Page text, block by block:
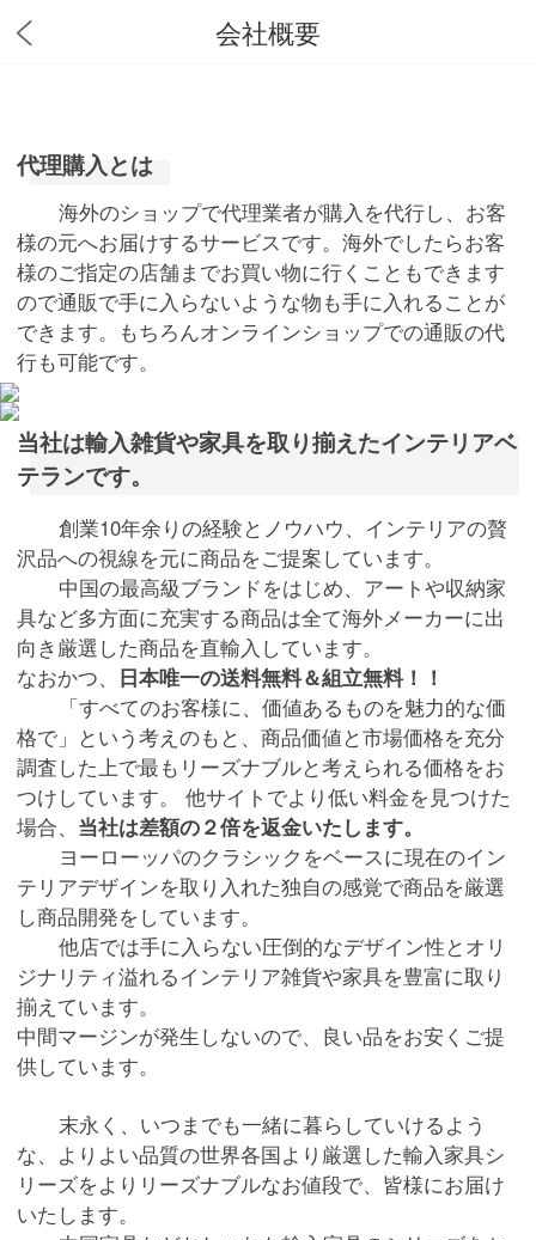
会社概要
代理購入とは
海外のショップで代理業者が購入を代行し、お客
様の元へお届けするサービスです。海外でしたらお客
様のご指定の店舗までお買い物に行くこともできます
ので通販で手に入らないような物も手に入れることが
できます。もちろんオンラインショップでの通販の代
行も可能です。
当社は輸入雑貨や家具を取り揃えたインテリアベ
テランです。
創業10年余りの経験とノウハウ、インテリアの贅
沢品への視線を元に商品をご提案しています。
中国の最高級ブランドをはじめ、アートや収納家
具など多方面に充実する商品は全て海外メーカーに出
向き厳選した商品を直輸入しています。
なおかつ、 日本唯一の送料無料＆組立無料！！
「すべてのお客様に、価値あるものを魅力的な価
格で」という考えのもと、商品価値と市場価格を充分
調査した上で最もリーズナブルと考えられる価格をお
つけしています。 他サイトでより低い料金を見つけた
場合、 当社は差額の２倍を返金いたします。
ヨーローッパのクラシックをベースに現在のイン
テリアデザインを取り入れた独自の感覚で商品を厳選
し商品開発をしています。
他店では手に入らない圧倒的なデザイン性とオリ
ジナリティ溢れるインテリア雑貨や家具を豊富に取り
揃えています。
中間マージンが発生しないので、良い品をお安くご提
供しています。
末永く、いつまでも一緒に暮らしていけるよう
な、よりよい品質の世界各国より厳選した輸入家具シ
リーズをよりリーズナブルなお値段で、皆様にお届け
いたします。